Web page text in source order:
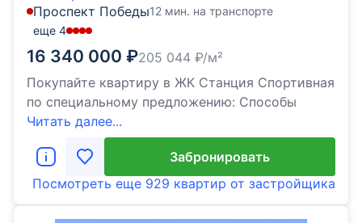
Проспект Победы12 мин. на транспорте
еще 4
16 340 000 ₽205 044 ₽/м²
Покупайте квартиру в ЖК Станция Спортивная
по специальному предложению: Способы
Читать далее...
Забронировать
Посмотреть еще 929 квартир от застройщика